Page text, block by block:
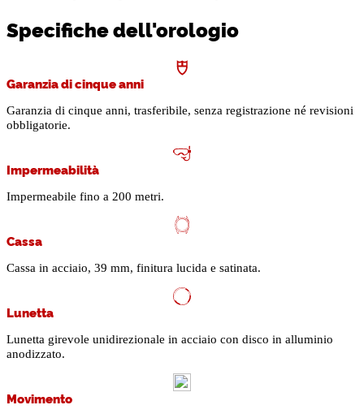
Specifiche dell'orologio
Garanzia di cinque anni
Garanzia di cinque anni, trasferibile, senza registrazione né revisioni
obbligatorie.
Impermeabilità
Impermeabile fino a 200 metri.
Cassa
Cassa in acciaio, 39 mm, finitura lucida e satinata.
Lunetta
Lunetta girevole unidirezionale in acciaio con disco in alluminio
anodizzato.
Movimento